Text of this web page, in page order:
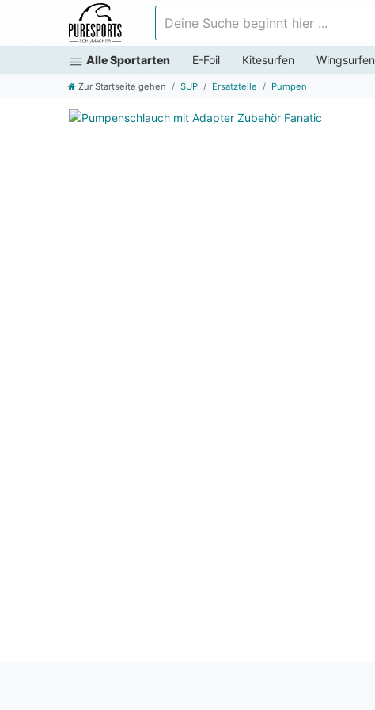
Alle Sportarten E-Foil Kitesurfen Wingsurfen
Zur Startseite gehen SUP Ersatzteile Pumpen